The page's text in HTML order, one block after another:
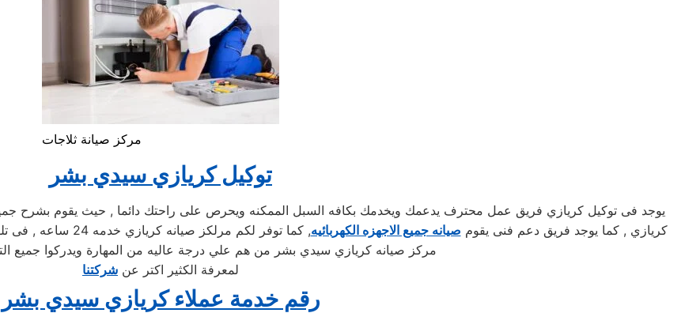
مركز صيانة ثلاجات
توكيل كريازي سيدي بشر
يوجد فى توكيل كريازي فريق عمل محترف يدعمك ويخدمك بكافه السبل الممكنه ويحرص على راحتك دائما , حيث يقوم بشرح جميع
كريازي , كما يوجد فريق دعم فنى يقوم صيانه جميع الاجهزه الكهربائيه
, كما توفر لكم
مركز صيانه كريازي سيدي بشر من هم علي درجة عاليه من المهارة ويدركوا جميع
لمعرفة الكثير اكتر عن شركتنا
رقم خدمة عملاء كريازي سيدي بشر